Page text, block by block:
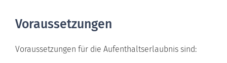
Voraussetzungen
Voraussetzungen für die Aufenthaltserlaubnis sind: